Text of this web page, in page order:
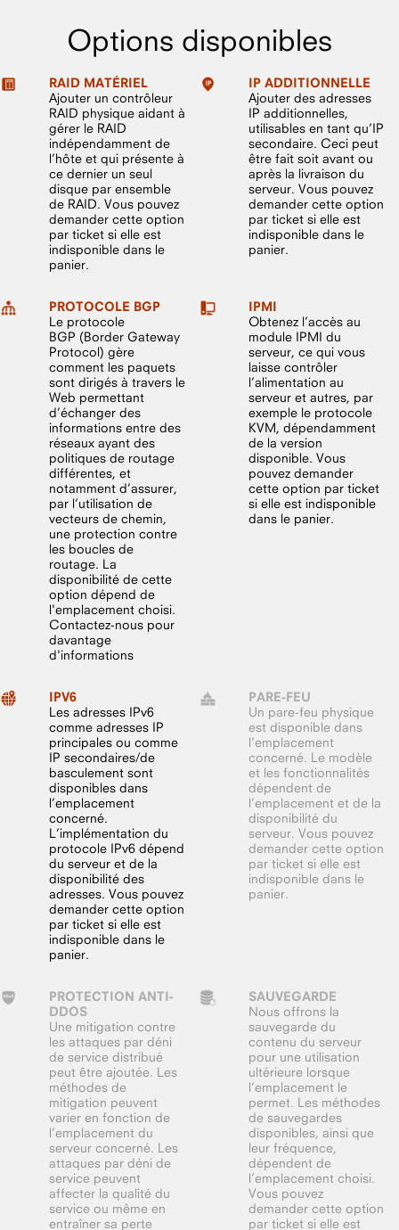
Options disponibles
RAID MATÉRIEL
Ajouter un contrôleur
RAID physique aidant à
gérer le RAID
indépendamment de
l’hôte et qui présente à
ce dernier un seul
disque par ensemble
de RAID. Vous pouvez
demander cette option
par ticket si elle est
indisponible dans le
panier.
IP ADDITIONNELLE
Ajouter des adresses
IP additionnelles,
utilisables en tant qu’IP
secondaire. Ceci peut
être fait soit avant ou
après la livraison du
serveur. Vous pouvez
demander cette option
par ticket si elle est
indisponible dans le
panier.
PROTOCOLE BGP
Le protocole
BGP (Border Gateway
Protocol) gère
comment les paquets
sont dirigés à travers le
Web permettant
d’échanger des
informations entre des
réseaux ayant des
politiques de routage
différentes, et
notamment d’assurer,
par l’utilisation de
vecteurs de chemin,
une protection contre
les boucles de
routage. La
disponibilité de cette
option dépend de
l'emplacement choisi.
Contactez-nous pour
davantage
d'informations
IPMI
Obtenez l’accès au
module IPMI du
serveur, ce qui vous
laisse contrôler
l’alimentation au
serveur et autres, par
exemple le protocole
KVM, dépendamment
de la version
disponible. Vous
pouvez demander
cette option par ticket
si elle est indisponible
dans le panier.
IPV6
Les adresses IPv6
comme adresses IP
principales ou comme
IP secondaires/de
basculement sont
disponibles dans
l’emplacement
concerné.
L’implémentation du
protocole IPv6 dépend
du serveur et de la
disponibilité des
adresses. Vous pouvez
demander cette option
par ticket si elle est
indisponible dans le
panier.
PARE-FEU
Un pare-feu physique
est disponible dans
l’emplacement
concerné. Le modèle
et les fonctionnalités
dépendent de
l’emplacement et de la
disponibilité du
serveur. Vous pouvez
demander cette option
par ticket si elle est
indisponible dans le
panier.
PROTECTION ANTI-
DDOS
Une mitigation contre
les attaques par déni
de service distribué
peut être ajoutée. Les
méthodes de
mitigation peuvent
varier en fonction de
l’emplacement du
serveur concerné. Les
attaques par déni de
service peuvent
affecter la qualité du
service ou même en
entraîner sa perte
SAUVEGARDE
Nous offrons la
sauvegarde du
contenu du serveur
pour une utilisation
ultérieure lorsque
l’emplacement le
permet. Les méthodes
de sauvegardes
disponibles, ainsi que
leur fréquence,
dépendent de
l’emplacement choisi.
Vous pouvez
demander cette option
par ticket si elle est